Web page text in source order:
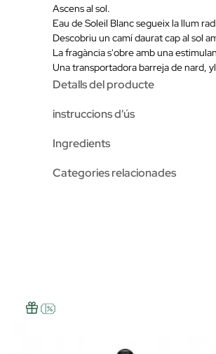
Ascens al sol.
Eau de Soleil Blanc segueix la llum
Descobriu un camí daurat cap al sol
La fragància s'obre amb una
Una transportadora barreja de nard,
Detalls del producte
instruccions d'ús
Ingredients
Categories relacionades